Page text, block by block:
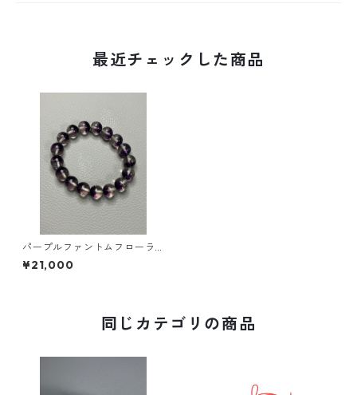
最近チェックした商品
パープルファントムフローラ
イト 希少 柔軟 発想 創
造
¥21,000
同じカテゴリの商品